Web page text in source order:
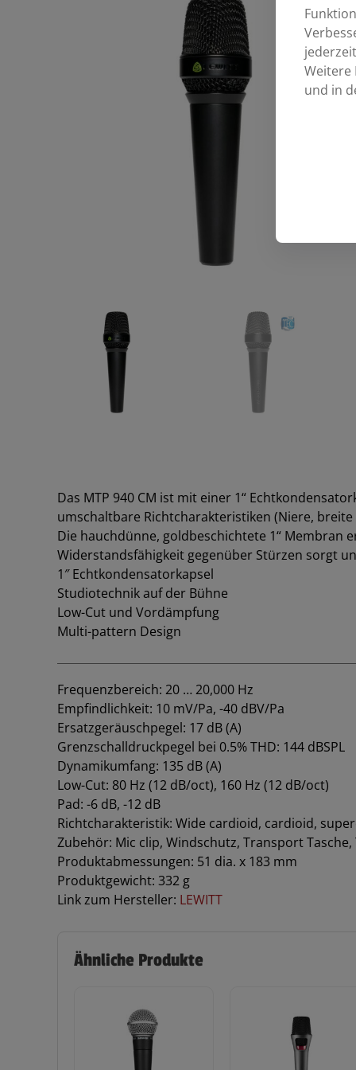
Das MTP 940 CM ist mit einer 1“
umschaltbare Richtcharakteristiken (Niere,
Die hauchdünne, goldbeschichtete 1“ Membran
Widerstandsfähigkeit gegenüber Stürzen sorgt
1″ Echtkondensatorkapsel
Studiotechnik auf der Bühne
Low-Cut und Vordämpfung
Multi-pattern Design
Frequenzbereich: 20 … 20,000 Hz
Empfindlichkeit: 10 mV/Pa, -40 dBV/Pa
Ersatzgeräuschpegel: 17 dB (A)
Grenzschalldruckpegel bei 0.5% THD: 144 dBSPL
Dynamikumfang: 135 dB (A)
Low-Cut: 80 Hz (12 dB/oct), 160 Hz (12 dB/oct)
Pad: -6 dB, -12 dB
Richtcharakteristik: Wide cardioid, cardioid,
Zubehör: Mic clip, Windschutz, Transport
Produktabmessungen: 51 dia. x 183 mm
Produktgewicht: 332 g
Link zum Hersteller: LEWITT
Ähnliche Produkte
und in